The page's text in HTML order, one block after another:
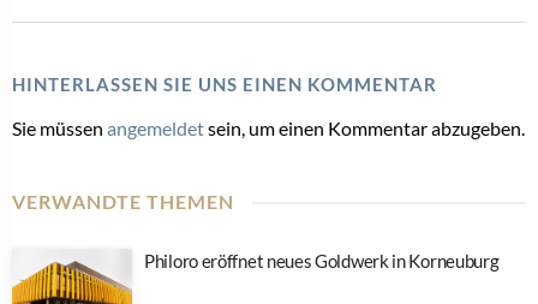
HINTERLASSEN SIE UNS EINEN KOMMENTAR
Sie müssen angemeldetsein, um einen Kommentar abzugeben.
VERWANDTE THEMEN
Philoro eröffnet neues Goldwerk in Korneuburg